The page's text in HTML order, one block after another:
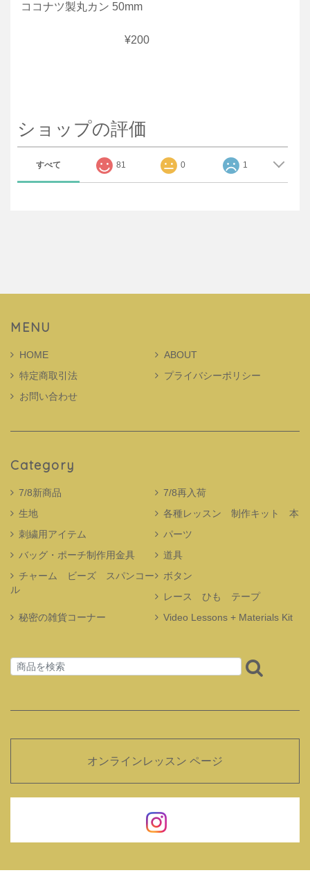
ココナツ製丸カン 50mm
¥200
ショップの評価
すべて 81 0 1
MENU
HOME
ABOUT
特定商取引法
プライバシーポリシー
お問い合わせ
Category
7/8新商品
7/8再入荷
生地
各種レッスン 制作キット 本
刺繍用アイテム
パーツ
バッグ・ポーチ制作用金具
道具
チャーム ビーズ スパンコー
ル
ボタン
レース ひも テープ
秘密の雑貨コーナー
Video Lessons + Materials Kit
オンラインレッスン ページ